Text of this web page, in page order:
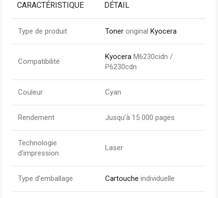
CARACTÉRISTIQUE DÉTAIL
Type de produit Toner original Kyocera
Compatibilité
Kyocera M6230cidn /
P6230cdn
Couleur Cyan
Rendement Jusqu’à 15 000 pages
Technologie
d’impression
Laser
Type d’emballage Cartouche individuelle